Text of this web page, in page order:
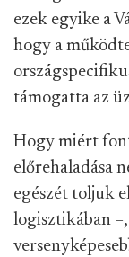
ezek egyike a
hogy a
támogatta az
Hogy miért
előrehaladása
egészét toljuk
logisztikában